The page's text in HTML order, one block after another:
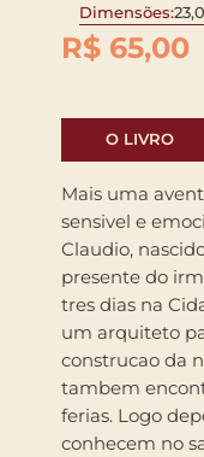
Dimensões:
R$ 65,00
O LIVRO
Mais uma
sensivel e
Claudio,
presente do
tres dias na
um arquiteto
construcao da
tambem
ferias. Logo
conhecem no